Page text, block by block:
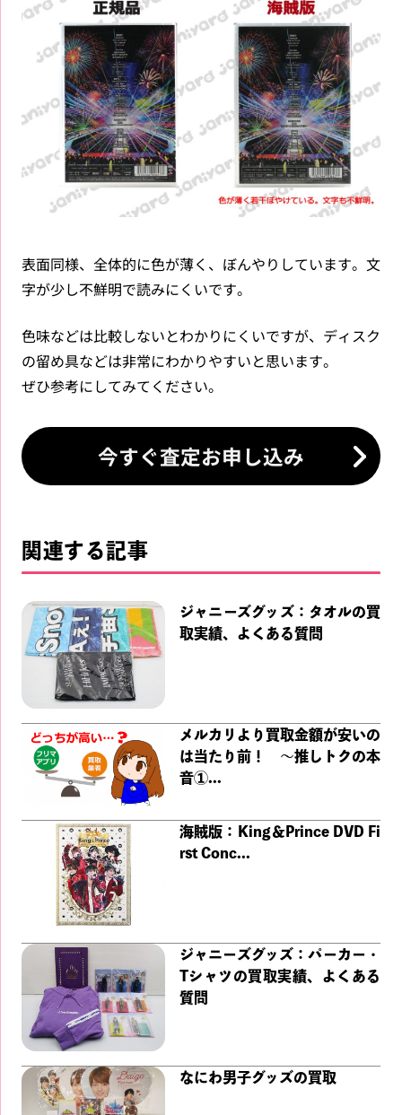
表面同様、全体的に色が薄く、ぼんやりしています。文
字が少し不鮮明で読みにくいです。
色味などは比較しないとわかりにくいですが、ディスク
の留め具などは非常にわかりやすいと思います。
ぜひ参考にしてみてください。
今すぐ査定お申し込み
関連する記事
ジャニーズグッズ：タオルの買
取実績、よくある質問
メルカリより買取金額が安いの
は当たり前！ ～推しトクの本
音①...
海賊版：King＆Prince DVD Fi
rst Conc...
ジャニーズグッズ：パーカー・
Tシャツの買取実績、よくある
質問
なにわ男子グッズの買取